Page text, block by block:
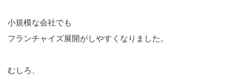
小規模な会社でも
フランチャイズ展開がしやすくなりました。
むしろ、